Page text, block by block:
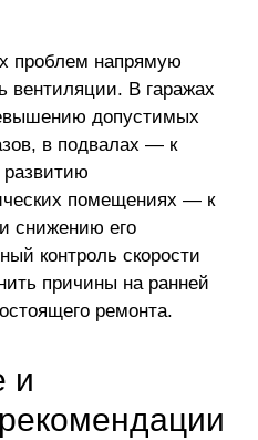
проблем напрямую
вентиляции. В гаражах
допустимых
в подвалах — к
помещениях — к
снижению его
контроль скорости
причины на ранней
ремонта.
и